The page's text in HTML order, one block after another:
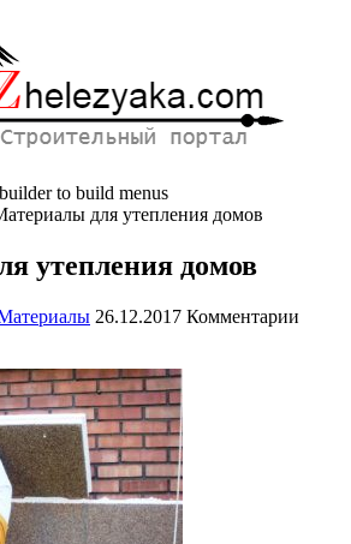
to build menus
для утепления домов
утепления домов
26.12.2017 Комментарии